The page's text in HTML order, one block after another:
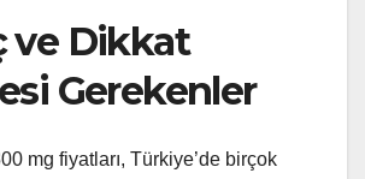
ve Dikkat
Gerekenler
mg fiyatları, Türkiye’de birçok